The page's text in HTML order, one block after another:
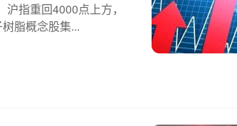
指重回4000点上方，
脂概念股集...